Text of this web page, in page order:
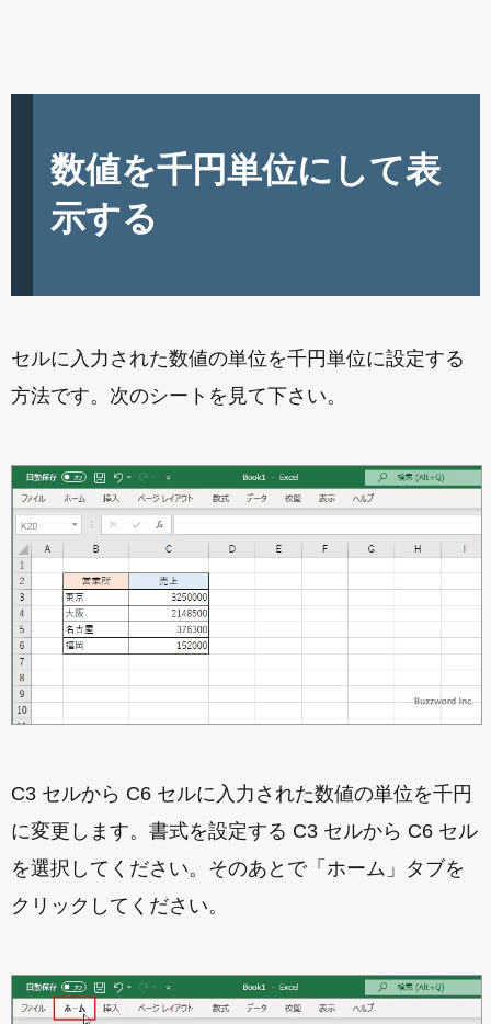
数値を千円単位にして表
示する
セルに入力された数値の単位を千円単位に設定する
方法です。次のシートを見て下さい。
C3 セルから C6 セルに入力された数値の単位を千円
に変更します。書式を設定する C3 セルから C6 セル
を選択してください。そのあとで「ホーム」タブを
クリックしてください。